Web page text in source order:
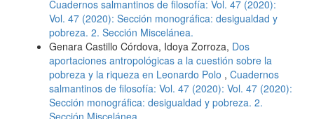
Cuadernos salmantinos de filosofía: Vol. 47 (2020):
Vol. 47 (2020): Sección monográfica: desigualdad y
pobreza. 2. Sección Miscelánea.
Genara Castillo Córdova, Idoya Zorroza, Dos
aportaciones antropológicas a la cuestión sobre la
pobreza y la riqueza en Leonardo Polo , Cuadernos
salmantinos de filosofía: Vol. 47 (2020): Vol. 47 (2020):
Sección monográfica: desigualdad y pobreza. 2.